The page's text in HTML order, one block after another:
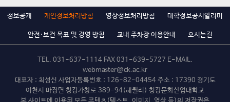
정보공개 개인정보처리방침 영상정보처리방침 대학정보공시알리미
안전·보건 목표 및 경영 방침 교내 주차장 이용안내 오시는길
TEL. 031-637-1114 FAX 031-639-5727 E-MAIL.
webmaster@ck.ac.kr
대표자 : 최성신 사업자등록번호 : 126-82-04454 주소 : 17390 경기도
이천시 마장면 청강가창로 389-94(해월리) 청강문화산업대학교